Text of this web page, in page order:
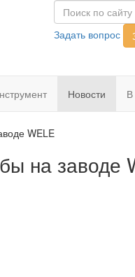
Задать вопрос
Новости В
WELE
на заводе